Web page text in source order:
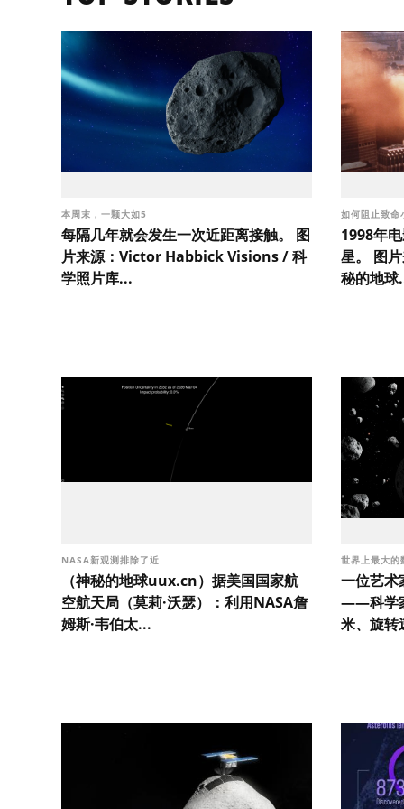
本周末，一颗大如5
每隔几年就会发生一次近距离接触。 图
片来源：Victor Habbick Visions / 科
学照片库...
如何阻止致命
1998年
星。 图
秘的地球
NASA新观测排除了近
（神秘的地球uux.cn）据美国国家航
空航天局（莫莉·沃瑟）：利用NASA詹
姆斯·韦伯太...
世界上最大的
一位艺术
——科学
米、旋转